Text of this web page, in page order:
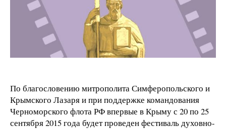
По благословению митрополита Симферопольского и
Крымского Лазаря и при поддержке командования
Черноморского флота РФ впервые в Крыму с 20 по 25
сентября 2015 года будет проведен фестиваль духовно-